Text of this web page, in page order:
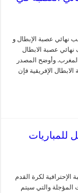
نهائي عصبة الإبطال و
عصبة الابطال
وأوضح المصدر
الإفريقية فإن
للمباريات
لكرة القدم
المؤجلة والتي سيتم